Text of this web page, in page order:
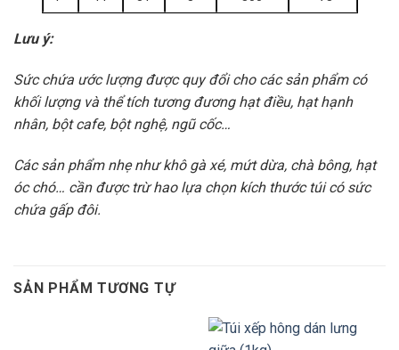
Lưu ý:
Sức chứa ước lượng được quy đổi cho các sản phẩm có
khối lượng và thể tích tương đương hạt điều, hạt hạnh
nhân, bột cafe, bột nghệ, ngũ cốc…
Các sản phẩm nhẹ như khô gà xé, mứt dừa, chà bông, hạt
óc chó… cần được trừ hao lựa chọn kích thước túi có sức
chứa gấp đôi.
SẢN PHẨM TƯƠNG TỰ